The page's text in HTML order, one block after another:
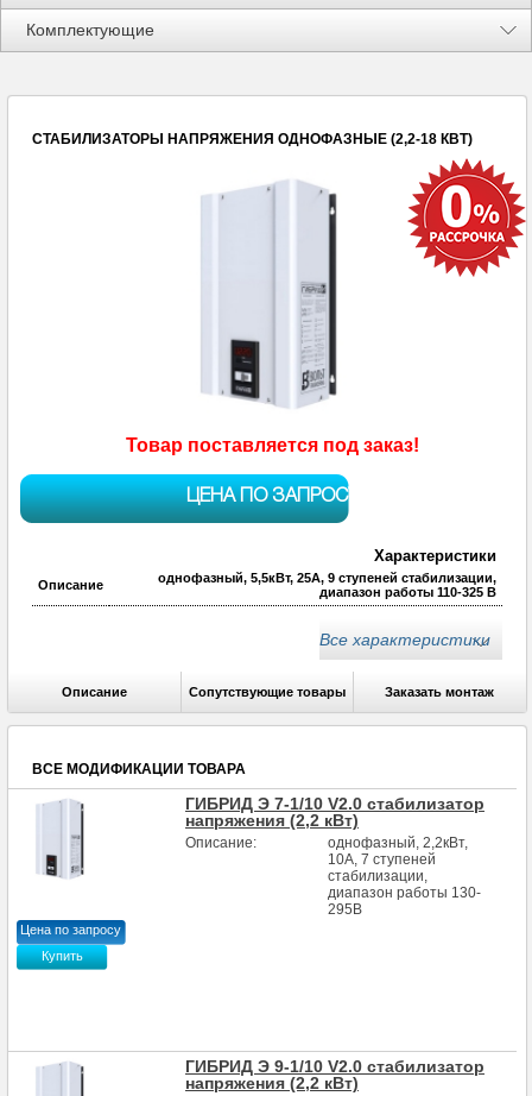
Комплектующие
Акции %
СТАБИЛИЗАТОРЫ НАПРЯЖЕНИЯ ОДНОФАЗНЫЕ (2,2-18 КВТ)
Товар поставляется под заказ!
ЦЕНА ПО ЗАПРОСУ
Характеристики
Описание
однофазный, 5,5кВт, 25А, 9 ступеней стабилизации,
диапазон работы 110-325 В
диапазон работы 110-325 В
Все характеристики
Описание Сопутствующие товары Заказать монтаж
ВСЕ МОДИФИКАЦИИ ТОВАРА
ГИБРИД Э 7-1/10 V2.0 стабилизатор
напряжения (2,2 кВт)
Описание:
однофазный, 2,2кВт,
10А, 7 ступеней
стабилизации,
диапазон работы 130-
295В
Цена по запросу
Купить
ГИБРИД Э 9-1/10 V2.0 стабилизатор
напряжения (2,2 кВт)